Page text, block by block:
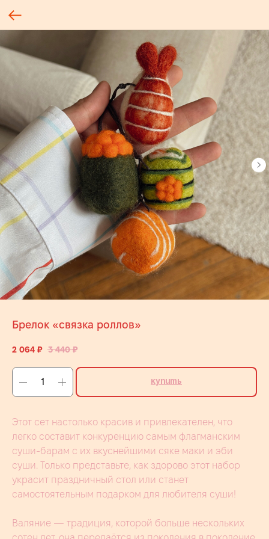
Брелок «связка роллов»
2 064 ₽ 3 440 ₽
Купить
Этот сет настолько красив и привлекателен, что
легко составит конкуренцию самым флагманским
суши-барам с их вкуснейшими сяке маки и эби
суши. Только представьте, как здорово этот набор
украсит праздничный стол или станет
самостоятельным подарком для любителя суши!
Валяние — традиция, которой больше нескольких